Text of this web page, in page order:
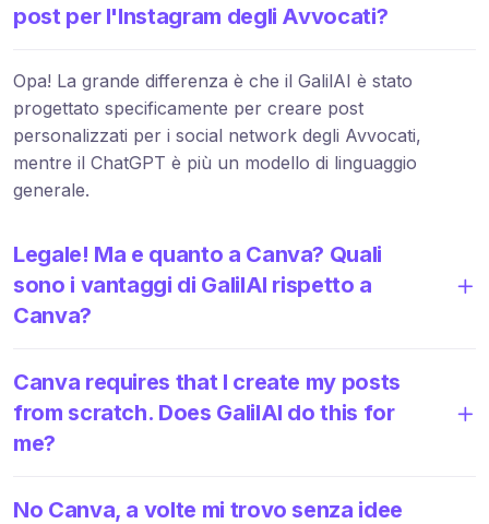
post per l'Instagram degli Avvocati?
Opa! La grande differenza è che il GalilAI è stato
progettato specificamente per creare post
personalizzati per i social network degli Avvocati,
mentre il ChatGPT è più un modello di linguaggio
generale.
Legale! Ma e quanto a Canva? Quali
sono i vantaggi di GalilAI rispetto a
Canva?
Canva requires that I create my posts
from scratch. Does GalilAI do this for
me?
No Canva, a volte mi trovo senza idee